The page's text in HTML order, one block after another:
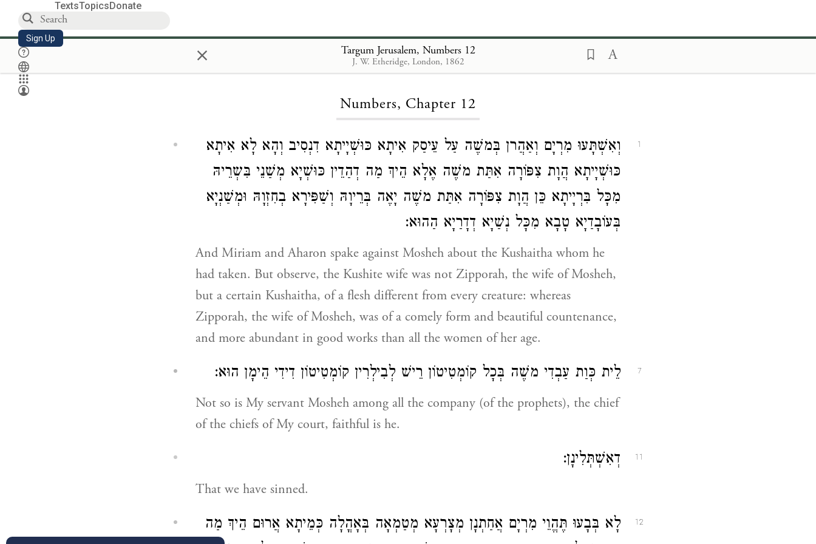
TextsTopicsDonate
Sign Up × Targum Jerusalem, Numbers 12
J. W. Etheridge, London, 1862
Loading...
Numbers, Chapter 12
1
וְאִשְׁתָּעוּ מִרְיָם וְאַהֲרן בְּמשֶׁה עַל עֵיסַק אִיתָא כּוּשְׁיָיתָא דִנְסִיב וְהָא לָא אִיתָא
כּוּשְׁיָיתָא הֲוָת צִפּוֹרָה אִתַּת משֶׁה אֶלָא הֵיךְ מַה דְהַדֵין כּוּשְׁיָא מְשַׁנֵי בִּשְרֵיהּ
מִכָּל בִּרְיָיתָא כֵּן הֲוָת צִפּוֹרָה אִתַּת משֶׁה יָאֶה בְּרֵיוָהּ וְשַׁפִּירָא בְחִזְוָהּ וּמְשַׁנְיָא
בְּעוֹבָדַיָא טָבָא מִכָּל נְשַׁיָא דְדָרַיָא הַהוּא:
And Miriam and Aharon spake against Mosheh about the Kushaitha whom he
had taken. But observe, the Kushite wife was not Zipporah, the wife of Mosheh,
but a certain Kushaitha, of a flesh different from every creature: whereas
Zipporah, the wife of Mosheh, was of a comely form and beautiful countenance,
and more abundant in good works than all the women of her age.
7 לֵית כְּוַת עַבְדִי משֶׁה בְּכָל קוֹמְטִיטוֹן רֵישׁ לְבִילְרִין קוֹמְטִיטוֹן דִידִי הֵימָן הוּא:
Not so is My servant Mosheh among all the company (of the prophets), the chief
of the chiefs of My court, faithful is he.
11 דְאִשְׁתְּלִינָן:
That we have sinned.
12
לָא בְּבָעוּ תֶּהֱוֵי מִרְיָם אֲחַתְנָן מְצָרְעָא מְטַמְאָה בְּאָהֳלָה כְּמֵיתָא אֲרוּם הֵיךְ מַה